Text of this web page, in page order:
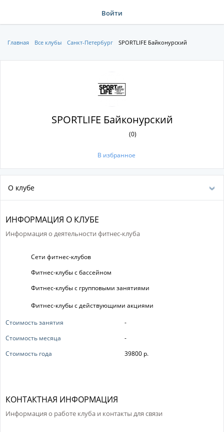
Войти
Главная Все клубы Санкт-Петербург SPORTLIFE Байконурский
SPORTLIFE Байконурский
(0)
В избранное
О клубе
ИНФОРМАЦИЯ О КЛУБЕ
Информация о деятельности фитнес-клуба
Сети фитнес-клубов
Фитнес-клубы с бассейном
Фитнес-клубы с групповыми занятиями
Фитнес-клубы с действующими акциями
Стоимость занятия
-
Стоимость месяца
-
Стоимость года
39800 р.
КОНТАКТНАЯ ИНФОРМАЦИЯ
Информация о работе клуба и контакты для связи